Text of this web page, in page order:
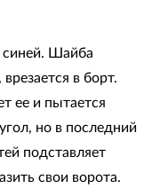
синей. Шайба
в борт.
ее и пытается
но в последний
подставляет
свои ворота.